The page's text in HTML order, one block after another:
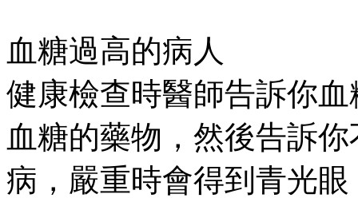
血糖過高的病人
健康檢查時醫師告訴你
血糖的藥物，然後告訴
病，嚴重時會得到青光